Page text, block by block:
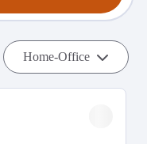
Home-Office